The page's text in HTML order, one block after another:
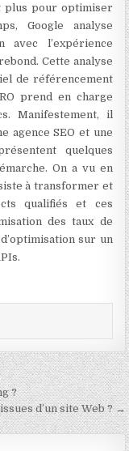
plus pour optimiser
Google analyse
l’expérience
Cette analyse
de référencement
prend en charge
Manifestement, il
agence SEO et une
quelques
On a vu en
à transformer et
qualifiés et ces
des taux de
sur un
?
d’un site Web ? →